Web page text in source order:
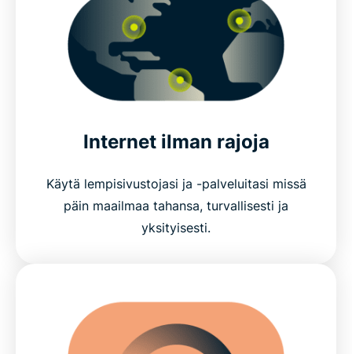
Internet ilman rajoja
Käytä lempisivustojasi ja -palveluitasi missä
päin maailmaa tahansa, turvallisesti ja
yksityisesti.